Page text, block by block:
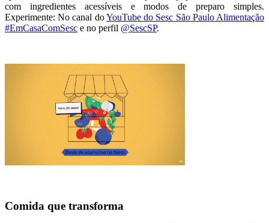
com ingredientes acessíveis e modos de preparo simples.
Experimente: No canal doYouTube do Sesc São Paulo Alimentação
#EmCasaComSesc e no perfil @SescSP.
Comida que transforma